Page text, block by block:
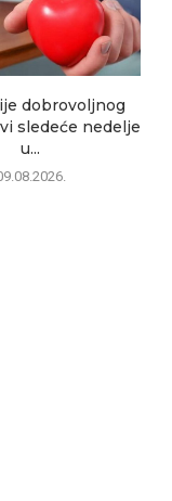
dobrovoljnog
sledeće nedelje
u...